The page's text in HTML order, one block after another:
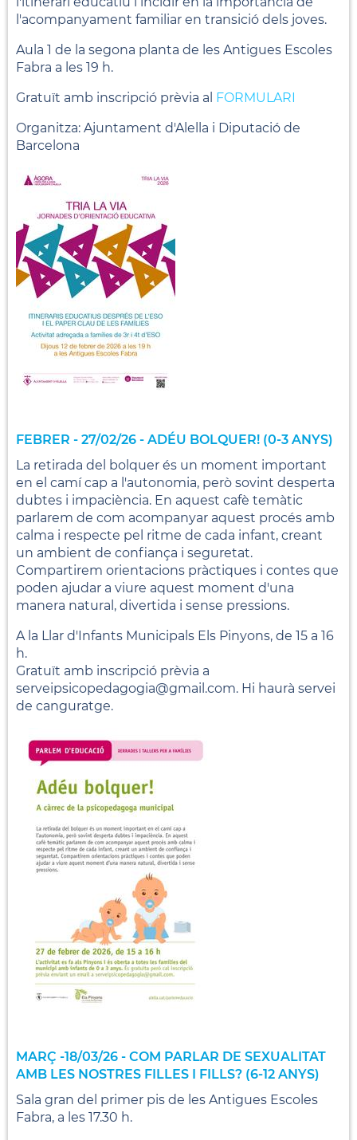
l'acompanyament familiar en transició dels joves.
Aula 1 de la segona planta de les Antigues Escoles
Fabra a les 19 h.
Gratuït amb inscripció prèvia al FORMULARI
Organitza: Ajuntament d'Alella i Diputació de
Barcelona
FEBRER - 27/02/26 - ADÉU BOLQUER! (0-3 ANYS)
La retirada del bolquer és un moment important
en el camí cap a l'autonomia, però sovint desperta
dubtes i impaciència. En aquest cafè temàtic
parlarem de com acompanyar aquest procés amb
calma i respecte pel ritme de cada infant, creant
un ambient de confiança i seguretat.
Compartirem orientacions pràctiques i contes que
poden ajudar a viure aquest moment d'una
manera natural, divertida i sense pressions.
A la Llar d'Infants Municipals Els Pinyons, de 15 a 16
h.
Gratuït amb inscripció prèvia a
serveipsicopedagogia@gmail.com. Hi haurà servei
de canguratge.
MARÇ -18/03/26 - COM PARLAR DE SEXUALITAT
AMB LES NOSTRES FILLES I FILLS? (6-12 ANYS)
Sala gran del primer pis de les Antigues Escoles
Fabra, a les 17.30 h.